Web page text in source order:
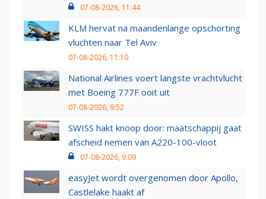
07-08-2026, 11:44
KLM hervat na maandenlange opschorting
vluchten naar Tel Aviv
07-08-2026, 11:10
National Airlines voert langste vrachtvlucht
met Boeing 777F ooit uit
07-08-2026, 9:52
SWISS hakt knoop door: maatschappij gaat
afscheid nemen van A220-100-vloot
07-08-2026, 9:09
easyJet wordt overgenomen door Apollo,
Castlelake haakt af